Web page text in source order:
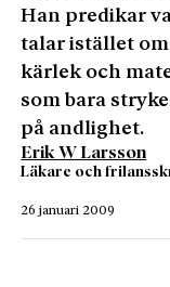
Han predikar
talar istället
kärlek och
som bara
på andlighet.
Erik W Larsson
Läkare och
26 januari 2009